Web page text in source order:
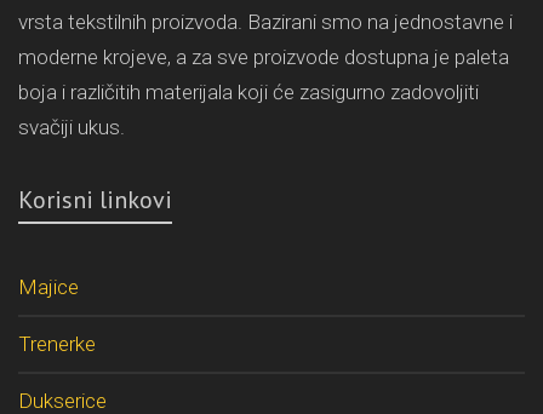
vrsta tekstilnih proizvoda. Bazirani smo na jednostavne i
moderne krojeve, a za sve proizvode dostupna je paleta
boja i različitih materijala koji će zasigurno zadovoljiti
svačiji ukus.
Korisni linkovi
Majice
Trenerke
Dukserice